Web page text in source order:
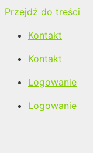
Przejdź do treści
Kontakt
Kontakt
Logowanie
Logowanie